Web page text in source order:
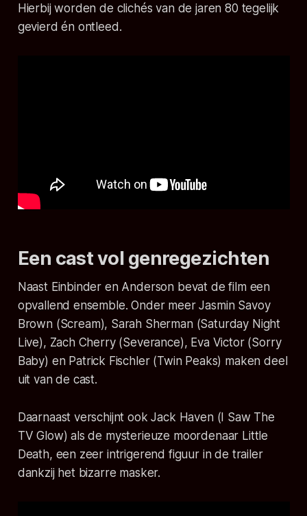
Hierbij worden de clichés van de jaren 80 tegelijk
gevierd én ontleed.
Een cast vol genregezichten
Naast Einbinder en Anderson bevat de film een
opvallend ensemble. Onder meer Jasmin Savoy
Brown (Scream), Sarah Sherman (Saturday Night
Live), Zach Cherry (Severance), Eva Victor (Sorry
Baby) en Patrick Fischler (Twin Peaks) maken deel
uit van de cast.
Daarnaast verschijnt ook Jack Haven (I Saw The
TV Glow) als de mysterieuze moordenaar Little
Death, een zeer intrigerend figuur in de trailer
dankzij het bizarre masker.